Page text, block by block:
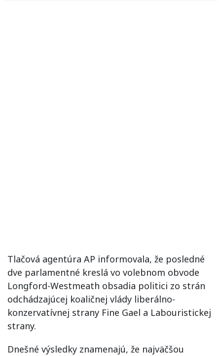
Tlačová agentúra AP informovala, že posledné
dve parlamentné kreslá vo volebnom obvode
Longford-Westmeath obsadia politici zo strán
odchádzajúcej koaličnej vlády liberálno-
konzervatívnej strany Fine Gael a Labouristickej
strany.
Dnešné výsledky znamenajú, že najväčšou